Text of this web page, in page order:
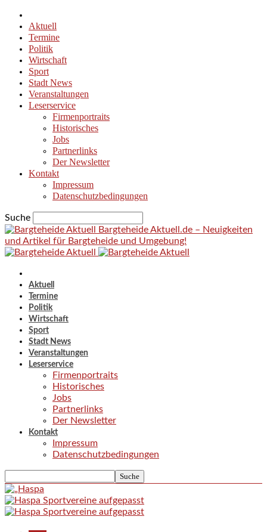
Aktuell
Termine
Politik
Wirtschaft
Sport
Stadt News
Veranstaltungen
Leserservice
Firmenportraits
Historisches
Jobs
Partnerlinks
Der Newsletter
Kontakt
Impressum
Datenschutzbedingungen
Suche
Bargteheide Aktuell.de – Neuigkeiten
und Artikel für Bargteheide und Umgebung!
Aktuell
Termine
Politik
Wirtschaft
Sport
Stadt News
Veranstaltungen
Leserservice
Firmenportraits
Historisches
Jobs
Partnerlinks
Der Newsletter
Kontakt
Impressum
Datenschutzbedingungen